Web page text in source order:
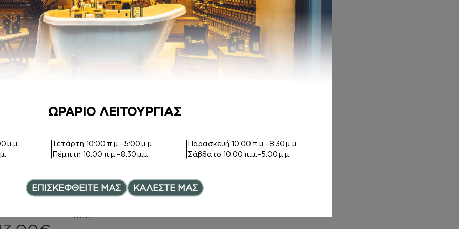
by ALIEN
€ –
HAIR MIST
Inspired by MYSLF
11,00€
by Xerjoff
by ERBA
HAIR MIST
Inspired by
OUD
ΩΡΑΡΙΟ ΛΕΙΤΟΥΡΓΙΑΣ
μ.μ.
Τετάρτη10:00 π.μ.–5:00 μ.μ.
Πέμπτη10:00 π.μ.–8:30 μ.μ.
Παρασκευή 10:00 π.μ.–8:30 μ.μ.
Σάββατο 10:00 π.μ.–5:00 μ.μ.
ΕΠΙΣΚΕΦΘΕΙΤΕ ΜΑΣ ΚΑΛΕΣΤΕ ΜΑΣ